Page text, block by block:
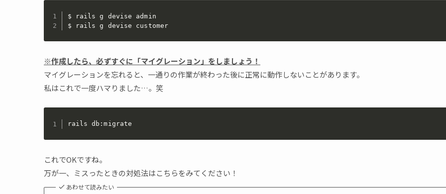
$ rails g devise admin
$ rails g devise customer
※作成したら、必ずすぐに「マイグレーション」をしましょう！
マイグレーションを忘れると、一通りの作業が終わった後に正常に動作しないことがあります。
私はこれで一度ハマりました…。笑
rails db:migrate
これでOKですね。
万が一、ミスったときの対処法はこちらをみてください！
あわせて読みたい